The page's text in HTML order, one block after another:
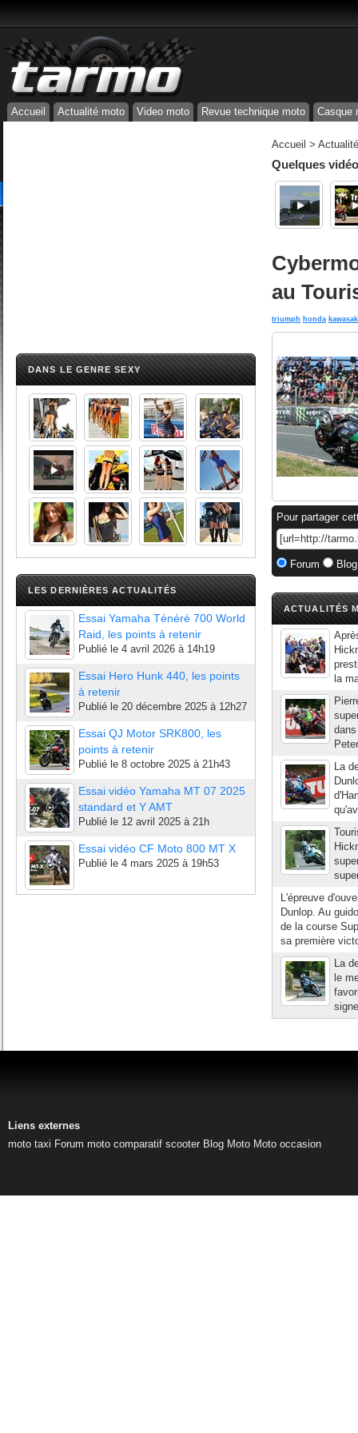
Accueil Actualité moto Video moto Revue technique moto Casque
DANS LE GENRE SEXY
LES DERNIÈRES ACTUALITÉS
Essai Yamaha Ténéré 700 World
Raid, les points à retenir
Publié le 4 avril 2026 à 14h19
Essai Hero Hunk 440, les points
à retenir
Publié le 20 décembre 2025 à 12h27
Essai QJ Motor SRK800, les
points à retenir
Publié le 8 octobre 2025 à 21h43
Essai vidéo Yamaha MT 07 2025
standard et Y AMT
Publié le 12 avril 2025 à 21h
Essai vidéo CF Moto 800 MT X
Publié le 4 mars 2025 à 19h53
Accueil >
Quelques
au
triumph honda
Pour partager
Forum
ACTUALITÉS
la
La
L'épreuve
Dunlop. Au
de la course
sa première
La
le
Liens externes
moto taxi Forum moto comparatif scooter Blog Moto Moto occasion